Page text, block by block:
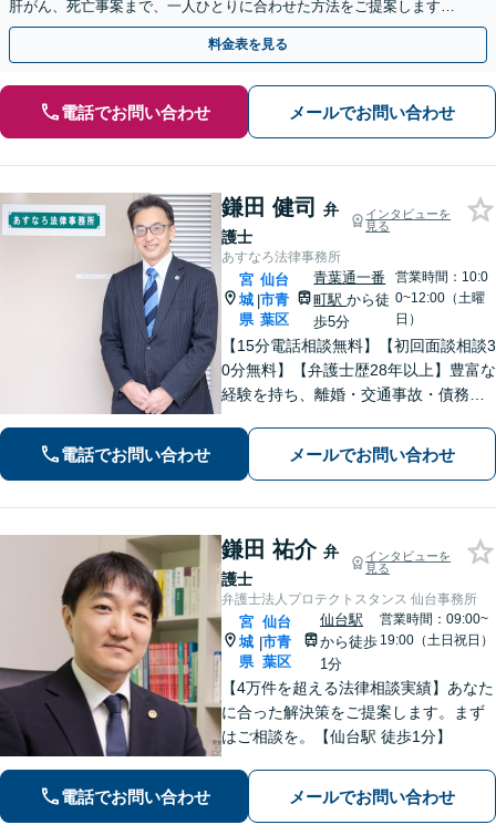
肝がん、死亡事案まで、一人ひとりに合わせた方法をご提案します。
手続きの負担を減らし、権利を守ります。
料金表を見る
電話でお問い合わせ メールでお問い合わせ
鎌田 健司
弁
護士
インタビューを
見る
あすなろ法律事務所
宮
城
県
|
仙台
市青
葉区
青葉通一番
町駅から徒
歩5分
営業時間：10:0
0~12:00（土曜
日）
【15分電話相談無料】【初回面談相談3
0分無料】【弁護士歴28年以上】豊富な
経験を持ち、離婚・交通事故・債務整
応。司法書士や税理士と連携。【青葉
通一番町駅5分】
電話でお問い合わせ メールでお問い合わせ
鎌田 祐介 弁
護士
インタビューを
見る
弁護士法人プロテクトスタンス 仙台事務所
宮
城
県
|
仙台
市青
葉区
仙台駅
から徒歩
1分
営業時間：09:00~
19:00（土日祝日）
【4万件を超える法律相談実績】あなた
に合った解決策をご提案します。まず
はご相談を。【仙台駅 徒歩1分】
電話でお問い合わせ メールでお問い合わせ